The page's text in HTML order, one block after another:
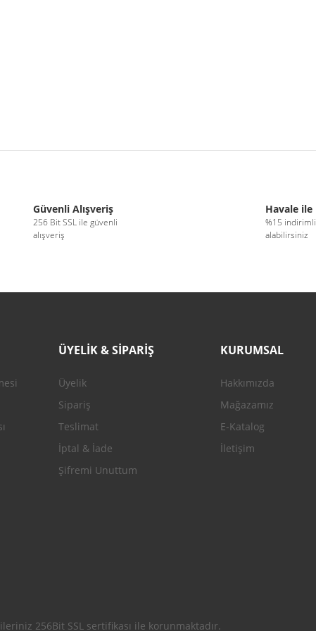
Güvenli Alışveriş
256 Bit SSL ile güvenli
alışveriş
Havale ile
%15 indirimli
alabilirsiniz
ÜYELİK & SİPARİŞ
Üyelik
Sipariş
Teslimat
İptal & İade
Şifremi Unuttum
KURUMSAL
Hakkımızda
Mağazamız
E-Katalog
İletişim
256Bit SSL sertifikası ile korunmaktadır.